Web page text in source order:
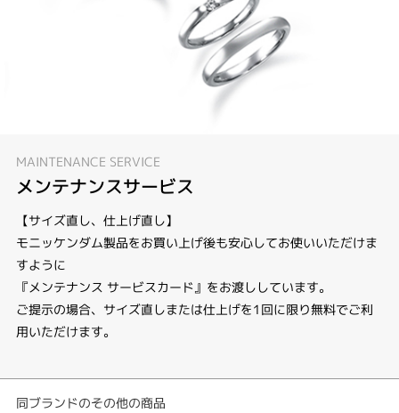
MAINTENANCE SERVICE
メンテナンスサービス
【サイズ直し、仕上げ直し】
モニッケンダム製品をお買い上げ後も安心してお使いいただけま
すように
『メンテナンス サービスカード』をお渡ししています。
ご提示の場合、サイズ直しまたは仕上げを1回に限り無料でご利
用いただけます。
同ブランドのその他の商品